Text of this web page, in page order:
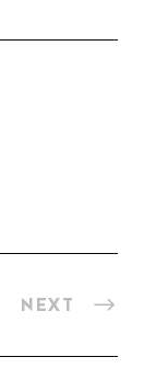
NEXT